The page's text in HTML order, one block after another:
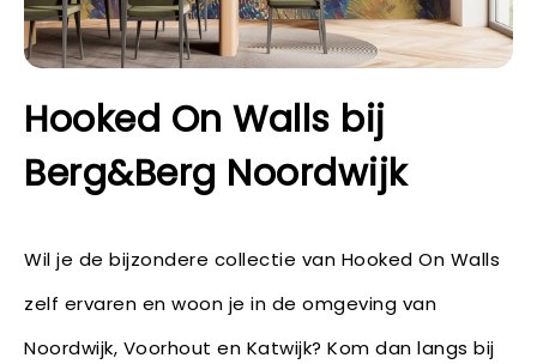
Hooked On Walls bij
Berg&Berg Noordwijk
Wil je de bijzondere collectie van Hooked On Walls
zelf ervaren en woon je in de omgeving van
Noordwijk, Voorhout en Katwijk? Kom dan langs bij